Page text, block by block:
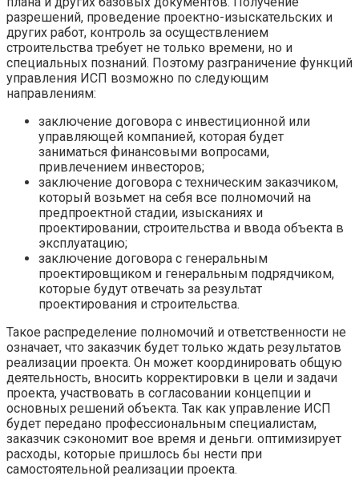
разрешений, проведение проектно-изыскательских и
других работ, контроль за осуществлением
строительства требует не только времени, но и
специальных познаний. Поэтому разграничение функций
управления ИСП возможно по следующим
направлениям:
заключение договора с инвестиционной или
управляющей компанией, которая будет
заниматься финансовыми вопросами,
привлечением инвесторов;
заключение договора с техническим заказчиком,
который возьмет на себя все полномочий на
предпроектной стадии, изысканиях и
проектировании, строительства и ввода объекта в
эксплуатацию;
заключение договора с генеральным
проектировщиком и генеральным подрядчиком,
которые будут отвечать за результат
проектирования и строительства.
Такое распределение полномочий и ответственности не
означает, что заказчик будет только ждать результатов
реализации проекта. Он может координировать общую
деятельность, вносить корректировки в цели и задачи
проекта, участвовать в согласовании концепции и
основных решений объекта. Так как управление ИСП
будет передано профессиональным специалистам,
заказчик сэкономит вое время и деньги. оптимизирует
расходы, которые пришлось бы нести при
самостоятельной реализации проекта.